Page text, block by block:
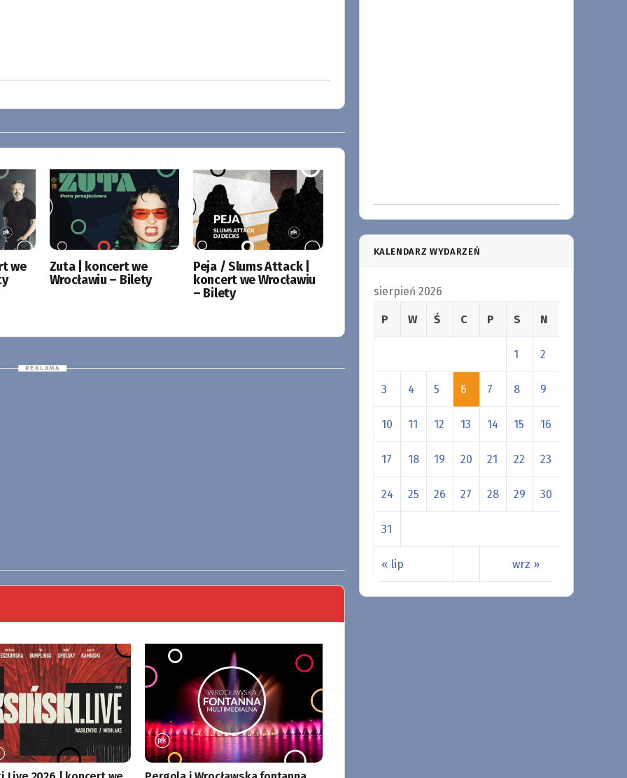
we
Zuta | koncert we
Wrocławiu – Bilety
Peja / Slums Attack |
koncert we Wrocławiu
– Bilety
KALENDARZ WYDARZEŃ
sierpień 2026
P W Ś C P S N
« lip wrz »
1 2
3 4 5 6 7 8 9
10 11 12 13 14 15 16
17 18 19 20 21 22 23
24 25 26 27 28 29 30
31